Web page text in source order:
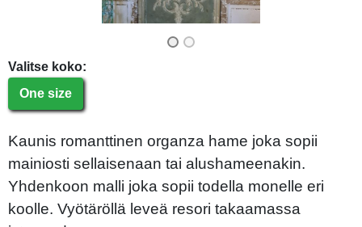
Valitse koko:
One size
Kaunis romanttinen organza hame joka sopii
mainiosti sellaisenaan tai alushameenakin.
Yhdenkoon malli joka sopii todella monelle eri
koolle. Vyötäröllä leveä resori takaamassa